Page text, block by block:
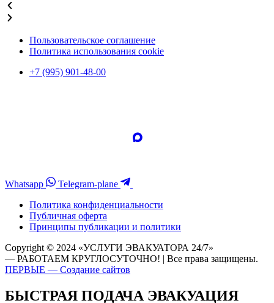
Пользовательское соглашение
Политика использования cookie
+7 (995) 901-48-00
Whatsapp
Telegram-plane
Политика конфиденциальности
Публичная оферта
Принципы публикации и политики
Copyright © 2024 «УСЛУГИ ЭВАКУАТОРА 24/7»
— РАБОТАЕМ КРУГЛОСУТОЧНО! | Все права защищены.
ПЕРВЫЕ — Создание сайтов
БЫСТРАЯ ПОДАЧА ЭВАКУАЦИЯ